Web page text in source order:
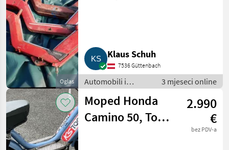
Oglas
Klaus Schuh
7536 Güttenbach
Automobili i
motocikli / Motori
3 mjeseci online
Moped Honda
Camino 50, Top-
2.990
€
bez PDV-a